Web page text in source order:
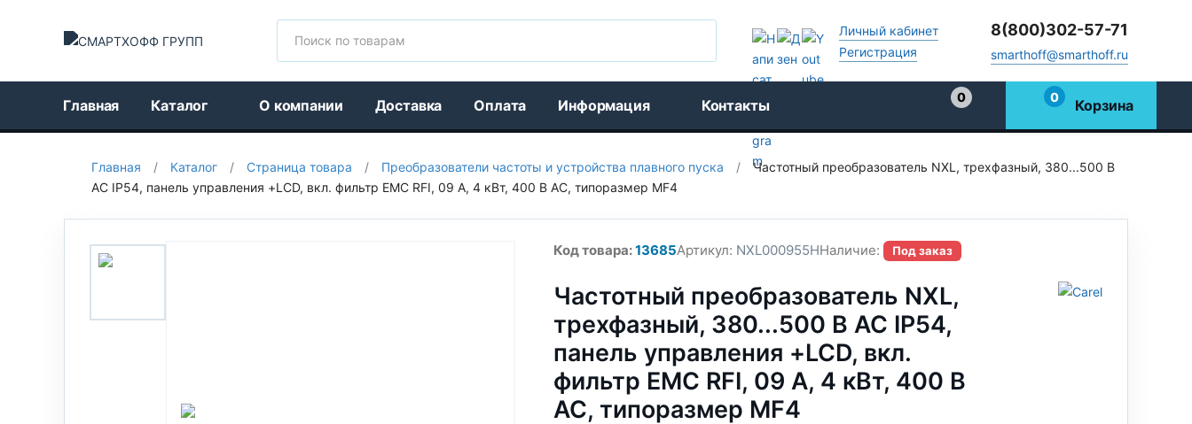
Личный кабинет
Регистрация
8(800)302-57-71
smarthoff@smarthoff.ru
Главная Каталог О компании Доставка Оплата Информация Контакты
0
0 Корзина
Главная / Каталог / Страница товара / Преобразователи частоты и устройства плавного пуска /
Частотный преобразователь NXL, трехфазный, 380...500 В
АС IP54, панель управления +LCD, вкл. фильтр EMC RFI, 09 A, 4 кВт, 400 В AC, типоразмер MF4
Код товара:13685Артикул: NXL000955HНаличие: Под заказ
Частотный преобразователь NXL,
трехфазный, 380...500 В АС IP54,
панель управления +LCD, вкл.
фильтр EMC RFI, 09 A, 4 кВт, 400 В
AC, типоразмер MF4